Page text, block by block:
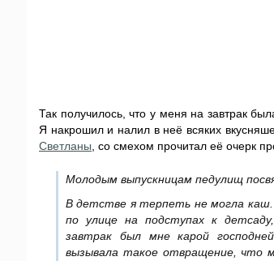
Так получилось, что у меня на завтрак
Я накрошил и налил в неё всяких
Светланы , со смехом прочитал её очерк
Молодым выпускницам педулищ
В детстве я терпеть не могла каш.
по улице на подступах к
завтрак был мне карой
вызывала такое отвращение, что